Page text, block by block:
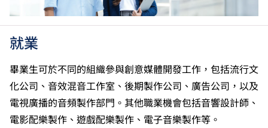
標」／「達標並表現優異 (I)」／「達標並表現優異
憑考試科目成績達「第二級」／「第三級」／「第四
級」；最多計算兩科應用學習科目（應用學習中文除
外）。學士學位課程考慮相關應用學習科目的成績。相
香港中學文憑考試公民與社會發展科取得「達標」的成
績，於申請入學時會被視為等同香港中學文憑考試科目
成績達「第二級」。
就業
畢業生可於不同的組織參與創意媒體開發工作，包括流行文
化公司、音效混音工作室、後期製作公司、廣告公司，以及
電視廣播的音頻製作部門。其他職業機會包括音響設計師、
電影配樂製作、遊戲配樂製作、電子音樂製作等。